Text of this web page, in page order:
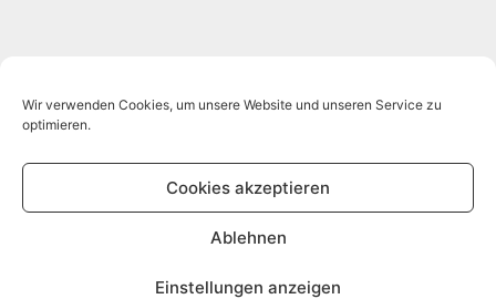
Wir verwenden Cookies, um unsere Website und unseren Service zu
optimieren.
Cookies akzeptieren
Ablehnen
Einstellungen anzeigen